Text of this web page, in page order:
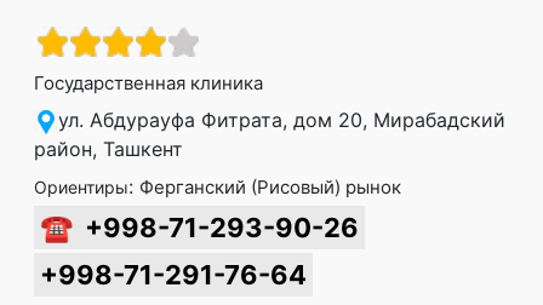
Государственная клиника
ул. Абдурауфа Фитрата, дом 20, Мирабадский
район, Ташкент
Ориентиры: Ферганский (Рисовый) рынок
☎ +998-71-293-90-26
+998-71-291-76-64